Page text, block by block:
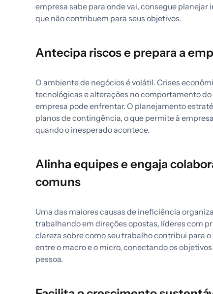
empresa sabe para onde vai, consegue
que não contribuem para seus objetivos.
Antecipa riscos e prepara a
O ambiente de negócios é volátil. Crises
tecnológicas e alterações no comportamento
empresa pode enfrentar. O planejamento
planos de contingência, o que permite à
quando o inesperado acontece.
Alinha equipes e engaja
comuns
Uma das maiores causas de ineficiência
trabalhando em direções opostas, líderes com
clareza sobre como seu trabalho contribui para
entre o macro e o micro, conectando os
pessoa.